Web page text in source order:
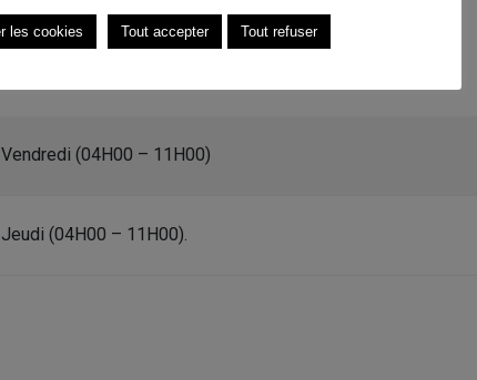
Basset
Vendredi (04H00 – 11H00)
Jeudi (04H00 – 11H00).
les cookies Tout accepter Tout refuser